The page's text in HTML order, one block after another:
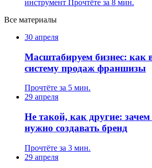
инструмент Прочтёте за 8 мин.
Все материалы
30 апреля
Масштабируем бизнес: как
систему продаж франшизы
Прочтёте за 5 мин.
29 апреля
Не такой, как другие:
нужно создавать бренд
Прочтёте за 3 мин.
29 апреля